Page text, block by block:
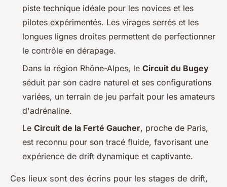
piste technique idéale pour les novices et les
pilotes expérimentés. Les virages serrés et les
longues lignes droites permettent de perfectionner
le contrôle en dérapage.
Dans la région Rhône-Alpes, le Circuit du Bugey
séduit par son cadre naturel et ses configurations
variées, un terrain de jeu parfait pour les amateurs
d'adrénaline.
Le Circuit de la Ferté Gaucher, proche de Paris,
est reconnu pour son tracé fluide, favorisant une
expérience de drift dynamique et captivante.
Ces lieux sont des écrins pour les stages de drift,